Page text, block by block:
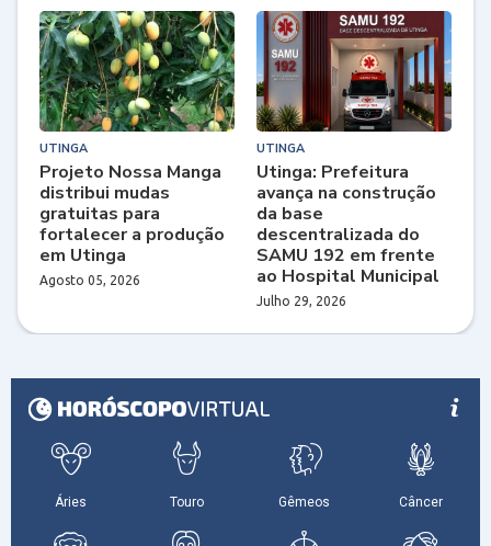
UTINGA
Projeto Nossa Manga
distribui mudas
gratuitas para
fortalecer a produção
em Utinga
Agosto 05, 2026
UTINGA
Utinga: Prefeitura
avança na construção
da base
descentralizada do
SAMU 192 em frente
ao Hospital Municipal
Julho 29, 2026